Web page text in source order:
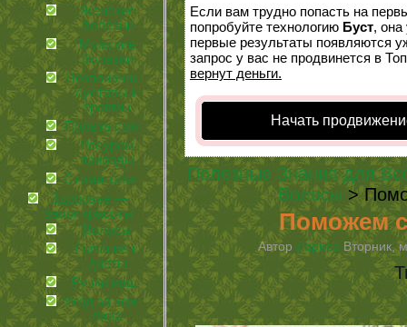
Женские
болезни
Мужские
болезни
Позвоночник,
суставы и
травмы
Польза соков
Ресурсы
природы
Стоматология
Здоровье —
залог красоты
Волосы
Питание и
диеты
Ручки наши
Уход за кожей
лица
Если вам трудно попасть на
попробуйте технологию Буст, она
первые результаты появляются
запрос у вас не продвинется в
вернут деньги.
Начать
Полезные Знания для
Волосы >
Поможем
Автор Лариса Вторник,